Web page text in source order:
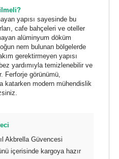
yapısı sayesinde bu
cafe bahçeleri ve oteller
alüminyum döküm
nem bulunan bölgelerde
gerektirmeyen yapısı
yardımıyla temizlenebilir ve
Ferforje görünümü,
katarken modern mühendislik
Akbrella Güvencesi
içerisinde kargoya hazır